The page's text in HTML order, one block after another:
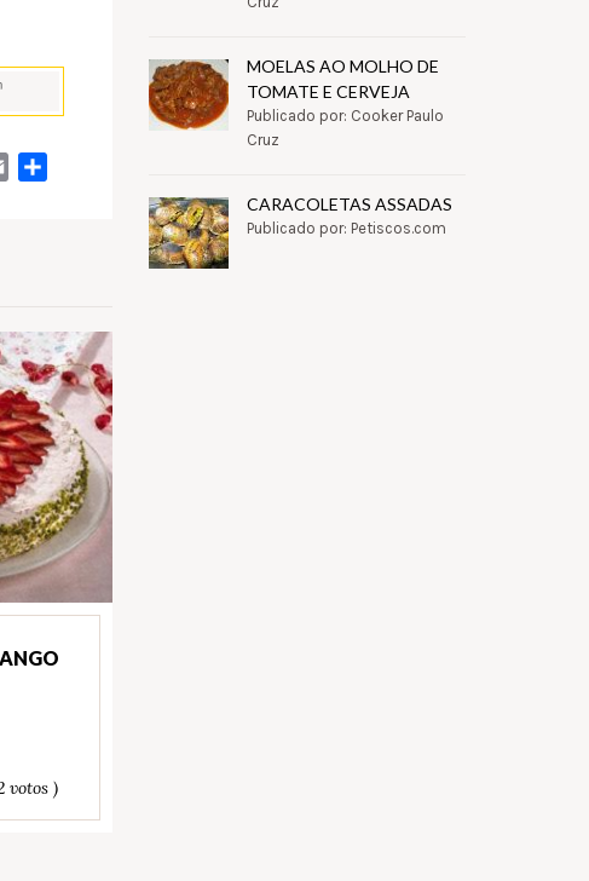
Email
votos )
MOELAS AO MOLHO DE
TOMATE E CERVEJA
Publicado por: Cooker Paulo
Cruz
CARACOLETAS ASSADAS
Publicado por: Petiscos.com